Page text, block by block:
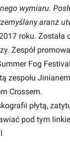
wymiaru.
aranż
roku.
Zespół
Fog
zespołu
Crossem.
płytą,
pod tym